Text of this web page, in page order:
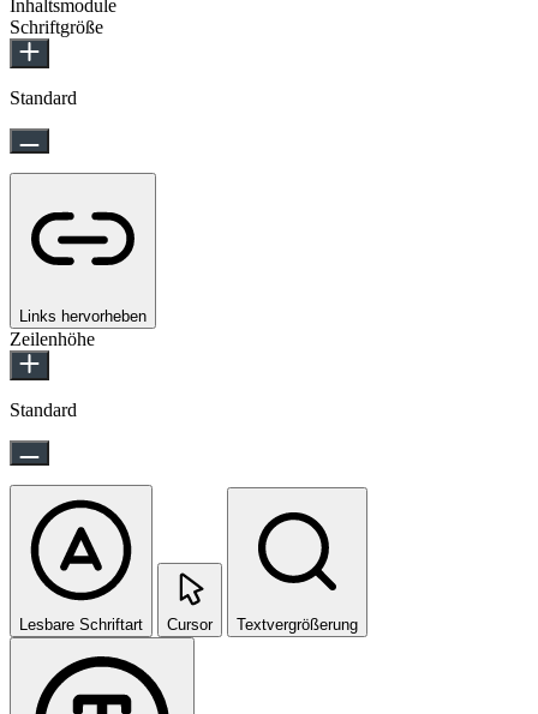
Inhaltsmodule
Schriftgröße
Standard
Links hervorheben
Zeilenhöhe
Standard
Lesbare Schriftart Cursor Textvergrößerung